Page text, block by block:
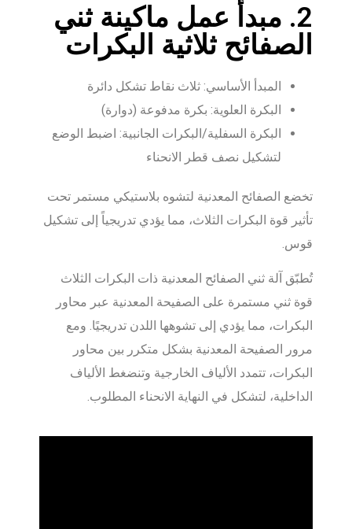
2. مبدأ عمل ماكينة ثني
الصفائح ثلاثية البكرات
المبدأ الأساسي: ثلاث نقاط تشكل دائرة
البكرة العلوية: بكرة مدفوعة (دوارة)
البكرة السفلية/البكرات الجانبية: اضبط الوضع
لتشكيل نصف قطر الانحناء
تخضع الصفائح المعدنية لتشوه بلاستيكي مستمر تحت
تأثير قوة البكرات الثلاث، مما يؤدي تدريجياً إلى تشكيل
قوس.
تُطبّق آلة ثني الصفائح المعدنية ذات البكرات الثلاث
قوة ثني مستمرة على الصفيحة المعدنية عبر محاور
البكرات، مما يؤدي إلى تشوهها اللدن تدريجيًا. ومع
مرور الصفيحة المعدنية بشكل متكرر بين محاور
البكرات، تتمدد الألياف الخارجية وتنضغط الألياف
الداخلية، لتشكل في النهاية الانحناء المطلوب.